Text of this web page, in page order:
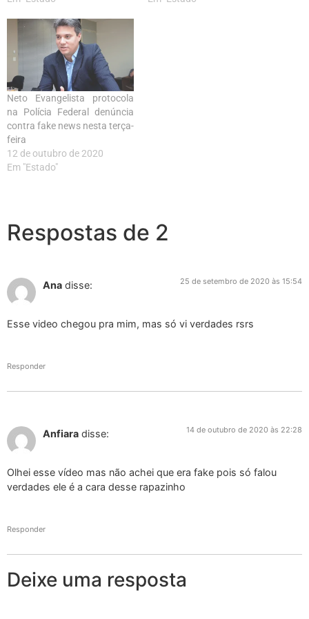
Neto Evangelista protocola
na Polícia Federal denúncia
contra fake news nesta terça-
feira
12 de outubro de 2020
Em "Estado"
Respostas de 2
Ana disse: 25 de setembro de 2020 às 15:54
Esse video chegou pra mim, mas só vi verdades rsrs
Responder
Anfiara disse: 14 de outubro de 2020 às 22:28
Olhei esse vídeo mas não achei que era fake pois só falou
verdades ele é a cara desse rapazinho
Responder
Deixe uma resposta